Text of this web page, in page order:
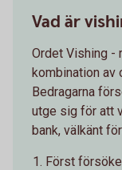
Vad är
Ordet Vishing -
kombination av
Bedragarna
utge sig för att
bank, välkänt
Först